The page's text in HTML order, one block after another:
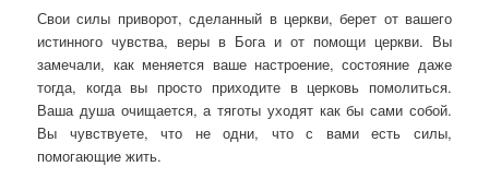
Свои силы приворот, сделанный в церкви, берет от вашего
истинного чувства, веры в Бога и от помощи церкви. Вы
замечали, как меняется ваше настроение, состояние даже
тогда, когда вы просто приходите в церковь помолиться.
Ваша душа очищается, а тяготы уходят как бы сами собой.
Вы чувствуете, что не одни, что с вами есть силы,
помогающие жить.